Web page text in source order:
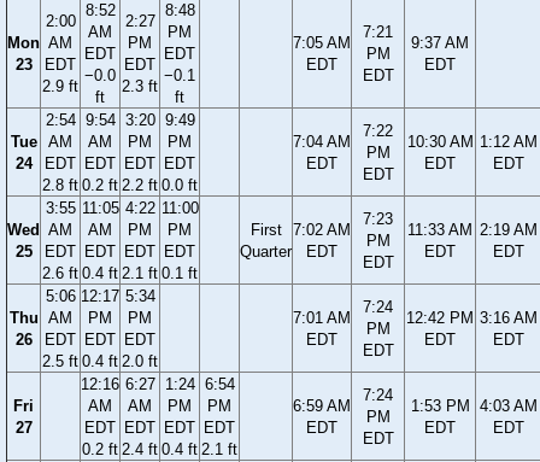
Mon
23
2:00
AM
EDT
2.9 ft
8:52
AM
EDT
−0.0
ft
2:27
PM
EDT
2.3 ft
8:48
PM
EDT
−0.1
ft
7:05 AM
EDT
7:21
PM
EDT
9:37 AM
EDT
Tue
24
2:54
AM
EDT
2.8 ft
9:54
AM
EDT
0.2 ft
3:20
PM
EDT
2.2 ft
9:49
PM
EDT
0.0 ft
7:04 AM
EDT
7:22
PM
EDT
10:30 AM
EDT
1:12 AM
EDT
Wed
25
3:55
AM
EDT
2.6 ft
11:05
AM
EDT
0.4 ft
4:22
PM
EDT
2.1 ft
11:00
PM
EDT
0.1 ft
First
Quarter
7:02 AM
EDT
7:23
PM
EDT
11:33 AM
EDT
2:19 AM
EDT
Thu
26
5:06
AM
EDT
2.5 ft
12:17
PM
EDT
0.4 ft
5:34
PM
EDT
2.0 ft
7:01 AM
EDT
7:24
PM
EDT
12:42 PM
EDT
3:16 AM
EDT
Fri
27
12:16
AM
EDT
0.2 ft
6:27
AM
EDT
2.4 ft
1:24
PM
EDT
0.4 ft
6:54
PM
EDT
2.1 ft
6:59 AM
EDT
7:24
PM
EDT
1:53 PM
EDT
4:03 AM
EDT